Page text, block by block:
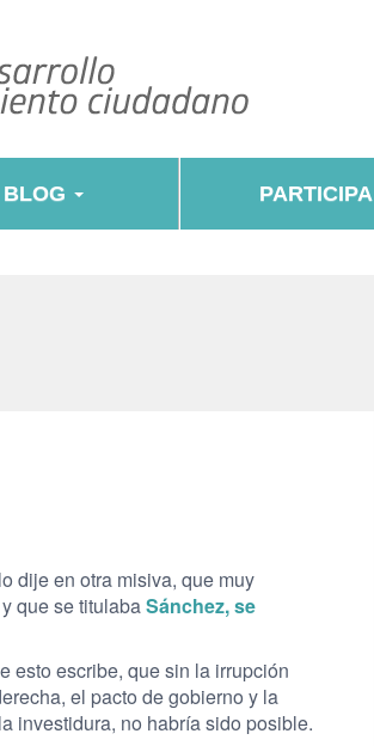
BLOG PARTICIPA
dije en otra misiva, que muy
que se titulabaSánchez, se
esto escribe, que sin la irrupción
el pacto de gobierno y la
investidura, no habría sido posible.